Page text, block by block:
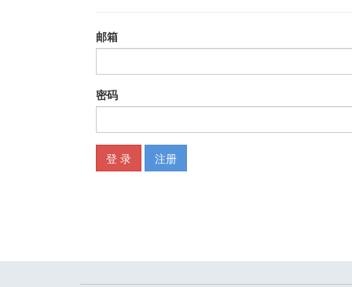
3.5 如何保护好辛辛苦苦建立的公式／ 57
第4 章 数据汇总——多表格高效汇总／ 61
4.1 合并计算／ 61
4.2 数据透视表的高效汇总技能／ 64
4.2.2 数据透视表——多表汇总／ 70
4.3.1 多条件求和函数——高效求和函数／ 98
5.1.1 数据透视表的格式化／ 122